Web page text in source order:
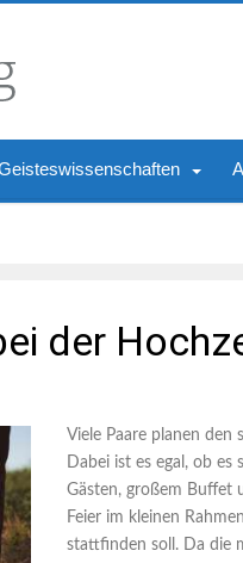
der
Viele Paare planen den
Dabei ist es egal, ob es
Gästen, großem Buffet
Feier im kleinen
stattfinden soll. Da die